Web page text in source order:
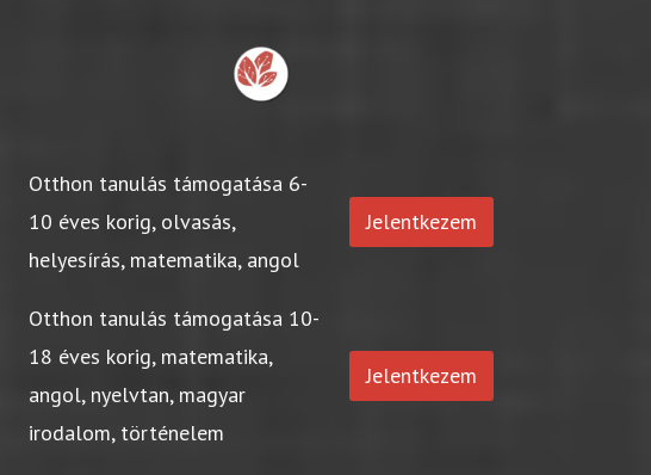
Otthon tanulás támogatása 6-
10 éves korig, olvasás,
helyesírás, matematika, angol
Jelentkezem
Otthon tanulás támogatása 10-
18 éves korig, matematika,
angol, nyelvtan, magyar
irodalom, történelem
Jelentkezem